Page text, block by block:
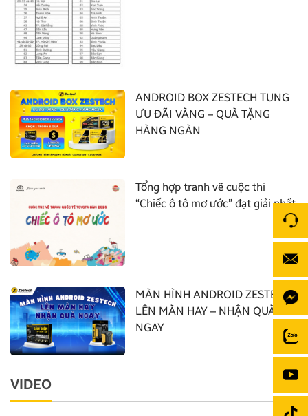
ANDROID BOX ZESTECH TUNG
ƯU ĐÃI VÀNG – QUÀ TẶNG
HÀNG NGÀN
Tổng hợp tranh vẽ cuộc thi
“Chiếc ô tô mơ ước” đạt giải nhất
MÀN HÌNH ANDROID ZESTECH:
LÊN MÀN HAY – NHẬN QUÀ
NGAY
VIDEO